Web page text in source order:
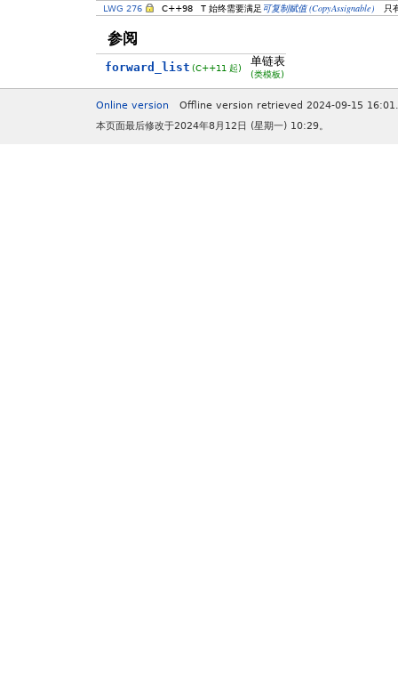
LWG 276
C++98 T始终需要满足 可复制赋值 (CopyAssignable) 只
参阅
forward_list (C++11 起) 单链表
(类模板)
Online version
Offline version retrieved 2024-09-15 16:01.
本页面最后修改于2024年8月12日 (星期一) 10:29。